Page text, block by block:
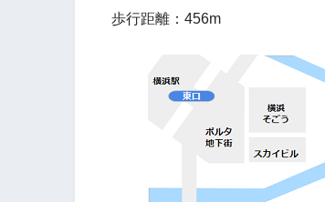
歩行距離：456m